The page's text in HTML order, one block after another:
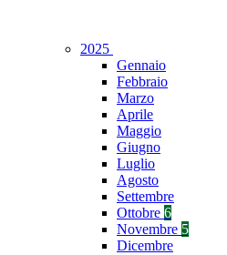
2025
Gennaio
Febbraio
Marzo
Aprile
Maggio
Giugno
Luglio
Agosto
Settembre
Ottobre 6
Novembre 5
Dicembre